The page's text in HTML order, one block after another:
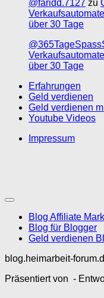
@faridd.7127 zu
über 30 Tage
über 30 Tage
Erfahrungen
Geld verdienen
Geld verdienen
Youtube Videos
Impressum
Blog Affiliate
Blog für Blogger
Geld verdienen
blog.heimarbeit-
Präsentiert von -